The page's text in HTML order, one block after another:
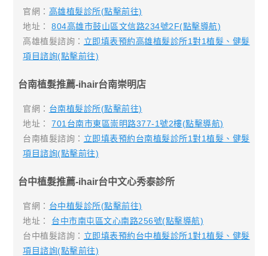
官網： 高雄植髮診所(點擊前往)
地址：804高雄市鼓山區文信路234號2F(點擊導航)
高雄植髮諮詢： 立即填表預約高雄植髮診所1對1植髮、健髮
項目諮詢(點擊前往)
台南植髮推薦-ihair台南崇明店
官網： 台南植髮診所(點擊前往)
地址：701台南市東區崇明路377-1號2樓(點擊導航)
台南植髮諮詢： 立即填表預約台南植髮診所1對1植髮、健髮
項目諮詢(點擊前往)
台中植髮推薦-ihair台中文心秀泰診所
官網： 台中植髮診所(點擊前往)
地址： 台中市南屯區文心南路256號(點擊導航)
台中植髮諮詢： 立即填表預約台中植髮診所1對1植髮、健髮
項目諮詢(點擊前往)